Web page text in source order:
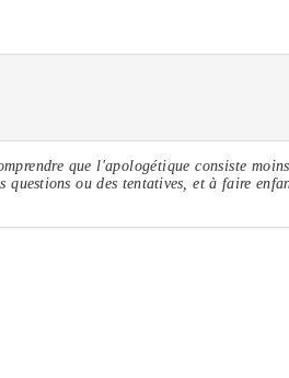
que l'apologétique consiste
questions ou des tentatives, et à faire